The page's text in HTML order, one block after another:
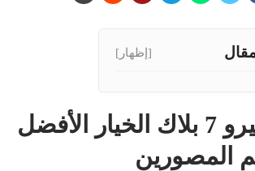
[إظهار]
الخيار الأفضل
المصورين